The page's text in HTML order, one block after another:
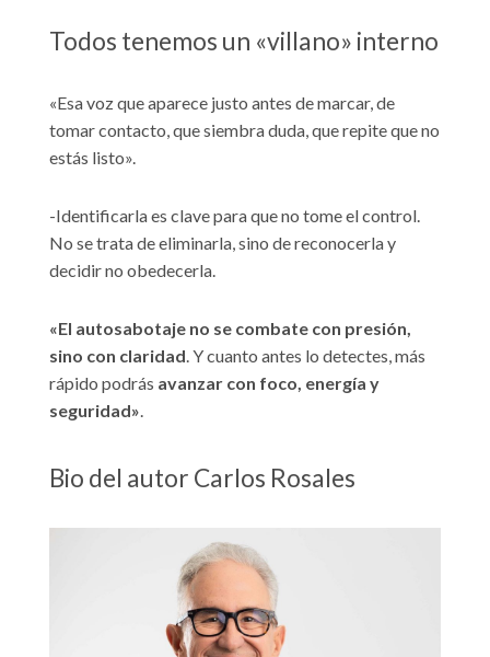
Todos tenemos un «villano» interno
«Esa voz que aparece justo antes de marcar, de
tomar contacto, que siembra duda, que repite que no
estás listo».
-Identificarla es clave para que no tome el control.
No se trata de eliminarla, sino de reconocerla y
decidir no obedecerla.
«El autosabotaje no se combate con presión,
sino con claridad . Y cuanto antes lo detectes, más
rápido podrás avanzar con foco, energía y
seguridad»
Bio del autor Carlos Rosales